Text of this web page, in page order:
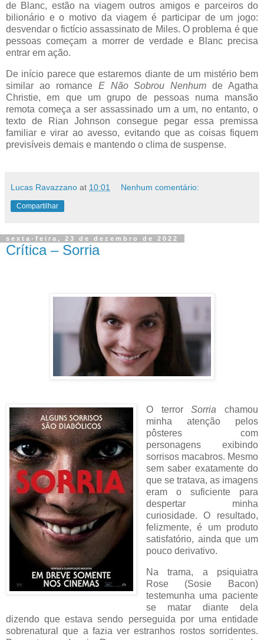
de Blanc, estão na viagem outros amigos e parceiros do
bilionário e o motivo da viagem é participar de um jogo:
desvendar o fictício assassinato de Miles. O problema é que
pessoas começam a morrer de verdade e Blanc precisa
entrar em ação.
De início parece que estaremos diante de um mistério bem
similar ao romance E Não Sobrou Nenhumde Agatha
Christie, em que um grupo de pessoas numa mansão
remota começa a ser assassinado um a um, no entanto, o
texto de Rian Johnson consegue pegar essa premissa
familiar e virar ao avesso, evitando que as coisas fiquem
previsíveis demais e mantendo o clima de suspense.
Lucas Ravazzano at 10:01 Nenhum comentário:
Compartilhar
sexta-feira, 23 de dezembro de 2022
Crítica – Sorria
O terrorSorriachamou
minha atenção pelos
pôsteres com
personagens exibindo
sorrisos macabros. Mesmo
sem saber exatamente do
que se tratava, as imagens
eram o suficiente para
despertar minha
curiosidade. O resultado,
felizmente, é um produto
satisfatório, ainda que um
pouco derivativo.
Na trama, a psiquiatra
Rose (Sosie Bacon)
testemunha uma paciente
se matar diante dela
dizendo que estava sendo perseguida por uma entidade
sobrenatural que a fazia ver estranhos rostos sorridentes.